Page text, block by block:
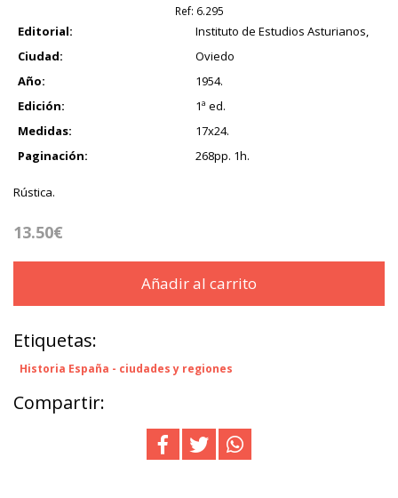
Ref: 6.295
Editorial:
Instituto de Estudios Asturianos,
Ciudad:
Oviedo
Año:
1954.
Edición:
1ª ed.
Medidas:
17x24.
Paginación:
268pp. 1h.
Rústica.
13.50€
Añadir al carrito
Etiquetas:
Historia España - ciudades y regiones
Compartir: